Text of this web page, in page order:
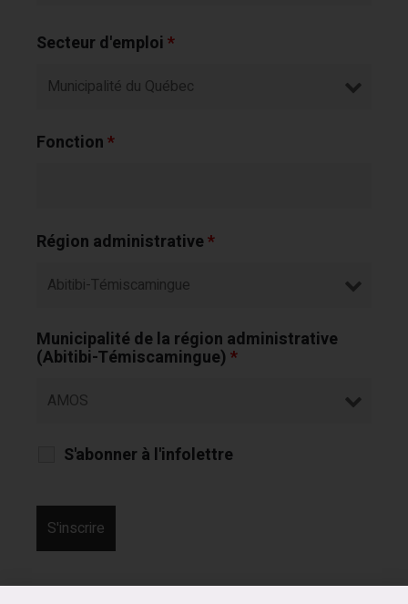
Secteur d'emploi*
Fonction*
Région administrative*
Municipalité de la région administrative
(Abitibi-Témiscamingue)*
S'abonner à l'infolettre